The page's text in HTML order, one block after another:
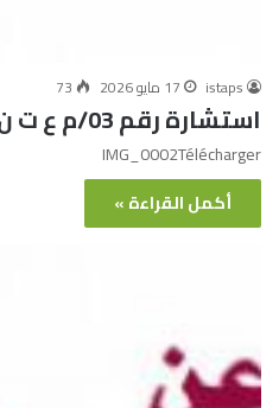
istaps 17 مايو 2026 73
استشارة رقم 03/م ع ت ن ب ر/2026
IMG_0002Télécharger
أكمل القراءة »